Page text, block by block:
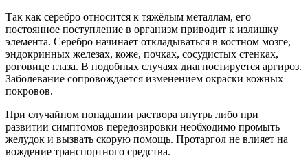
Так как серебро относится к тяжёлым металлам, его
постоянное поступление в организм приводит к излишку
элемента. Серебро начинает откладываться в костном мозге,
эндокринных железах, коже, почках, сосудистых стенках,
роговице глаза. В подобных случаях диагностируется аргироз.
Заболевание сопровождается изменением окраски кожных
покровов.
При случайном попадании раствора внутрь либо при
развитии симптомов передозировки необходимо промыть
желудок и вызвать скорую помощь. Протаргол не влияет на
вождение транспортного средства.